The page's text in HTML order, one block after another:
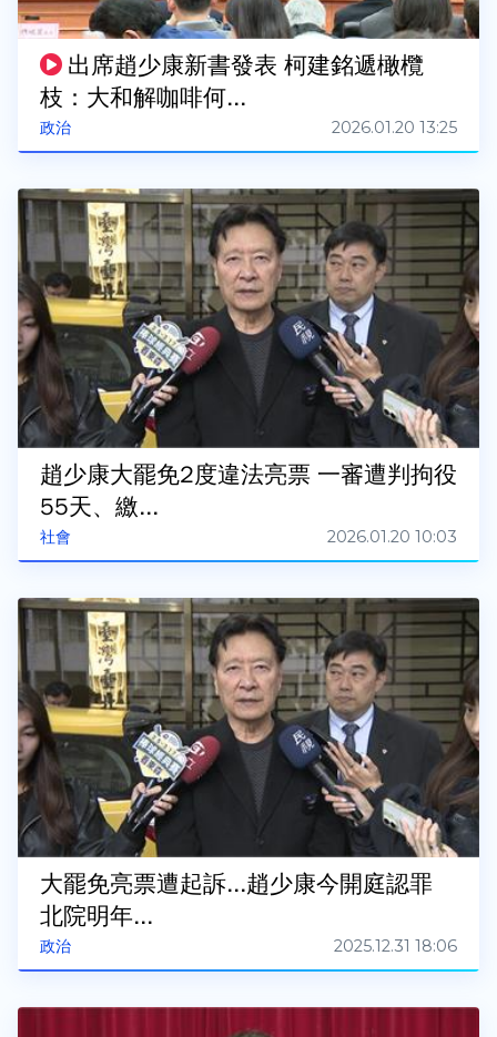
政治
出席趙少康新書發表 柯建銘遞橄欖
枝：大和解咖啡何...
2026.01.20 13:25
社會
趙少康大罷免2度違法亮票 一審遭判拘役
55天、繳...
2026.01.20 10:03
政治
大罷免亮票遭起訴...趙少康今開庭認罪
北院明年...
2025.12.31 18:06